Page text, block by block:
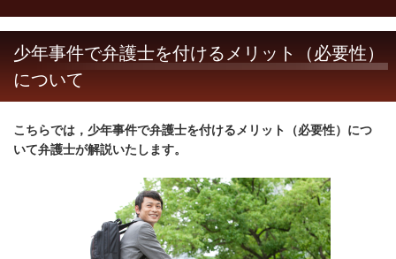
少年事件で弁護士を付けるメリット（必要性）
について
こちらでは，少年事件で弁護士を付けるメリット（必要性）につ
いて弁護士が解説いたします。